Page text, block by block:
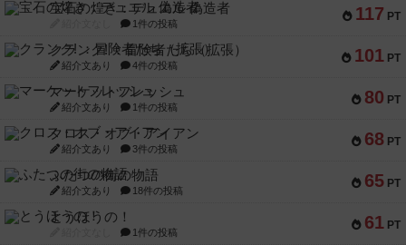
117 PT
宝石の煌き：デュエル 偽造者
1件の投稿
101 PT
クランク! ：冒険者たち（拡張）
紹介文あり 4件の投稿
80 PT
マーケットフレッシュ
紹介文あり 1件の投稿
68 PT
クロス・オブ・アイアン
紹介文あり 3件の投稿
65 PT
ふたつの街の物語
紹介文あり 18件の投稿
61 PT
とうほうの！
1件の投稿